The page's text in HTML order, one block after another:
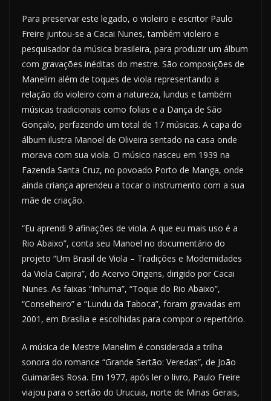
Para preservar este legado, o violeiro e escritor Paulo
Freire juntou-se a Cacai Nunes, também violeiro e
pesquisador da música brasileira, para produzir um álbum
com gravações inéditas do mestre. São composições de
Manelim além de toques de viola representando a
relação do violeiro com a natureza, lundus e também
músicas tradicionais como folias e a Dança de São
Gonçalo, perfazendo um total de 17 músicas. A capa do
álbum ilustra Manoel de Oliveira sentado na casa onde
morava com sua viola. O músico nasceu em 1939 na
Fazenda Santa Cruz, no povoado Porto de Manga, onde
ainda criança aprendeu a tocar o instrumento com a sua
mãe de criação.
“Eu aprendi 9 afinações de viola. A que eu mais uso é a
Rio Abaixo”, conta seu Manoel no documentário do
projeto “Um Brasil de Viola – Tradições e Modernidades
da Viola Caipira”, do Acervo Origens, dirigido por Cacai
Nunes. As faixas “Inhuma”, “Toque do Rio Abaixo”,
“Conselheiro” e “Lundu da Taboca”, foram gravadas em
2001, em Brasília e escolhidas para compor o repertório.
A música de Mestre Manelim é considerada a trilha
sonora do romance “Grande Sertão: Veredas”, de João
Guimarães Rosa. Em 1977, após ler o livro, Paulo Freire
viajou para o sertão do Urucuia, norte de Minas Gerais,